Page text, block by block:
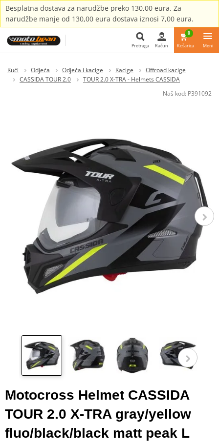
Besplatna dostava za narudžbe preko 130,00 eura. Za
narudžbe manje od 130,00 eura dostava iznosi 7,00 eura.
Pretraga
Pretraga Račun
0
Košarica Meni
Kući Odjeća Odjeća i kacige Kacige
Offroad kacige
CASSIDA TOUR 2.0
TOUR 2.0 X-TRA - Helmets CASSIDA
Naš kod: P391092
Motocross Helmet CASSIDA
TOUR 2.0 X-TRA gray/yellow
fluo/black/black matt peak L